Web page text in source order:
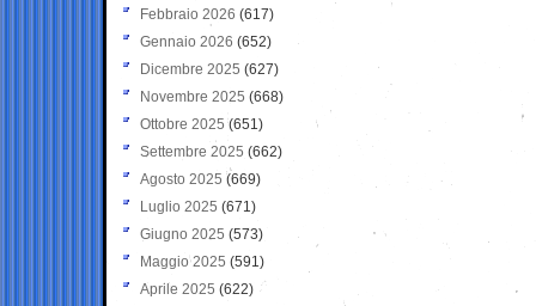
Febbraio 2026 (617)
Gennaio 2026 (652)
Dicembre 2025 (627)
Novembre 2025 (668)
Ottobre 2025 (651)
Settembre 2025 (662)
Agosto 2025 (669)
Luglio 2025 (671)
Giugno 2025 (573)
Maggio 2025 (591)
Aprile 2025 (622)